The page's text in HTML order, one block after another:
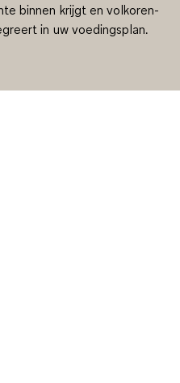
binnen krijgt en volkoren-
in uw voedingsplan.